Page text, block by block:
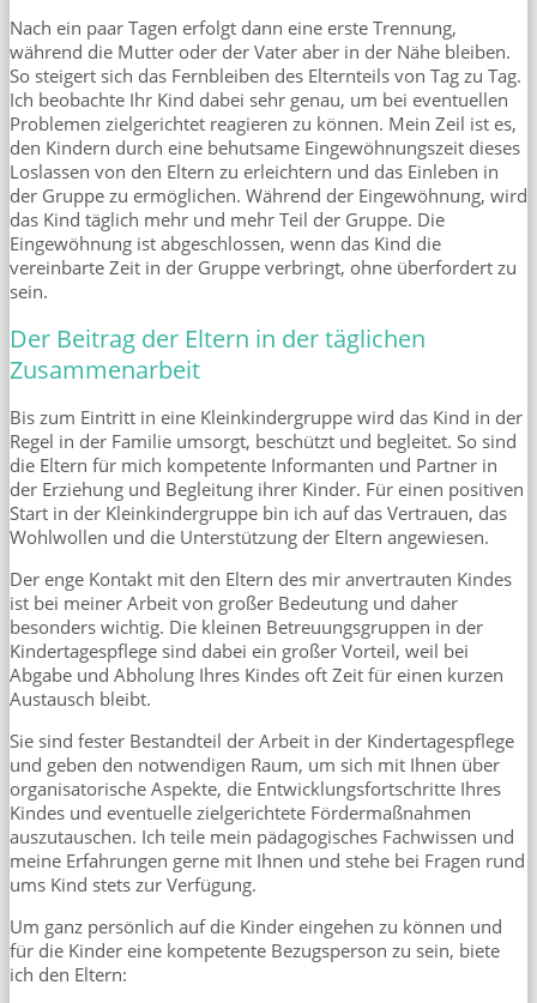
Nach ein paar Tagen erfolgt dann eine erste Trennung,
während die Mutter oder der Vater aber in der Nähe bleiben.
So steigert sich das Fernbleiben des Elternteils von Tag zu Tag.
Ich beobachte Ihr Kind dabei sehr genau, um bei eventuellen
Problemen zielgerichtet reagieren zu können. Mein Zeil ist es,
den Kindern durch eine behutsame Eingewöhnungszeit dieses
Loslassen von den Eltern zu erleichtern und das Einleben in
der Gruppe zu ermöglichen. Während der Eingewöhnung, wird
das Kind täglich mehr und mehr Teil der Gruppe. Die
Eingewöhnung ist abgeschlossen, wenn das Kind die
vereinbarte Zeit in der Gruppe verbringt, ohne überfordert zu
sein.
Der Beitrag der Eltern in der täglichen
Zusammenarbeit
Bis zum Eintritt in eine Kleinkindergruppe wird das Kind in der
Regel in der Familie umsorgt, beschützt und begleitet. So sind
die Eltern für mich kompetente Informanten und Partner in
der Erziehung und Begleitung ihrer Kinder. Für einen positiven
Start in der Kleinkindergruppe bin ich auf das Vertrauen, das
Wohlwollen und die Unterstützung der Eltern angewiesen.
Der enge Kontakt mit den Eltern des mir anvertrauten Kindes
ist bei meiner Arbeit von großer Bedeutung und daher
besonders wichtig. Die kleinen Betreuungsgruppen in der
Kindertagespflege sind dabei ein großer Vorteil, weil bei
Abgabe und Abholung Ihres Kindes oft Zeit für einen kurzen
Austausch bleibt.
Sie sind fester Bestandteil der Arbeit in der Kindertagespflege
und geben den notwendigen Raum, um sich mit Ihnen über
organisatorische Aspekte, die Entwicklungsfortschritte Ihres
Kindes und eventuelle zielgerichtete Fördermaßnahmen
auszutauschen. Ich teile mein pädagogisches Fachwissen und
meine Erfahrungen gerne mit Ihnen und stehe bei Fragen rund
ums Kind stets zur Verfügung.
Um ganz persönlich auf die Kinder eingehen zu können und
für die Kinder eine kompetente Bezugsperson zu sein, biete
ich den Eltern: